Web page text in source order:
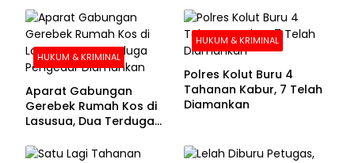
HUKUM & KRIMINAL
Aparat Gabungan
Gerebek Rumah Kos di
Lasusua, Dua Terduga
HUKUM & KRIMINAL
Polres Kolut Buru 4
Tahanan Kabur, 7 Telah
Diamankan